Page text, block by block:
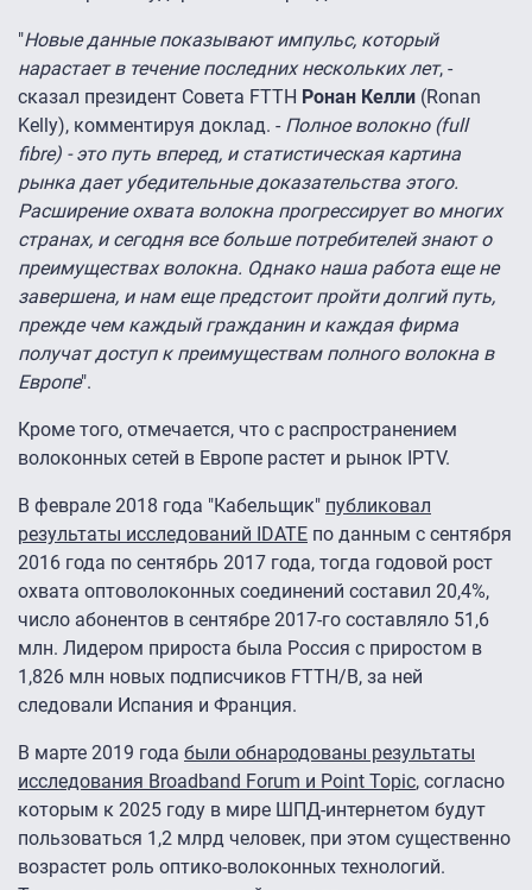
"Новые данные показывают импульс, который
нарастает в течение последних нескольких лет, -
сказал президент Совета FTTH Ронан Келли (Ronan
Kelly), комментируя доклад. - Полное волокно (full
fibre) - это путь вперед, и статистическая картина
рынка дает убедительные доказательства этого.
Расширение охвата волокна прогрессирует во многих
странах, и сегодня все больше потребителей знают о
преимуществах волокна. Однако наша работа еще не
завершена, и нам еще предстоит пройти долгий путь,
прежде чем каждый гражданин и каждая фирма
получат доступ к преимуществам полного волокна в
Европе".
Кроме того, отмечается, что с распространением
волоконных сетей в Европе растет и рынок IPTV.
В феврале 2018 года "Кабельщик" публиковал
результаты исследований IDATE по данным с сентября
2016 года по сентябрь 2017 года, тогда годовой рост
охвата оптоволоконных соединений составил 20,4%,
число абонентов в сентябре 2017-го составляло 51,6
млн. Лидером прироста была Россия с приростом в
1,826 млн новых подписчиков FTTH/B, за ней
следовали Испания и Франция.
В марте 2019 года были обнародованы результаты
исследования Broadband Forum и Point Topic, согласно
которым к 2025 году в мире ШПД-интернетом будут
пользоваться 1,2 млрд человек, при этом существенно
возрастет роль оптико-волоконных технологий.